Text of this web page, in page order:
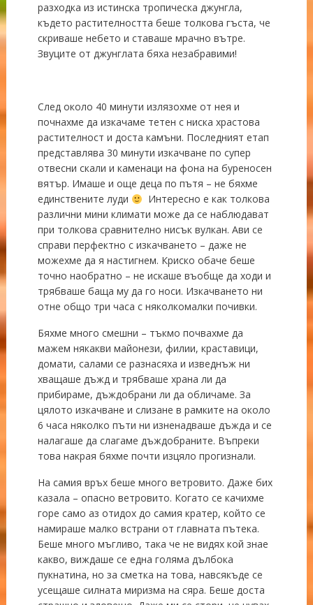
разходка из истинска тропическа джунгла,
където растителността беше толкова гъста, че
скриваше небето и ставаше мрачно вътре.
Звуците от джунглата бяха незабравими!
След около 40 минути излязохме от нея и
почнахме да изкачаме тетен с ниска храстова
растителност и доста камъни. Последният етап
представлява 30 минути изкачване по супер
отвесни скали и каменаци на фона на буреносен
вятър. Имаше и още деца по пътя – не бяхме
единствените луди
Интересно е как толкова
различни мини климати може да се наблюдават
при толкова сравнително нисък вулкан. Ави се
справи перфектно с изкачването – даже не
можехме да я настигнем. Криско обаче беше
точно наобратно – не искаше въобще да ходи и
трябваше баща му да го носи. Изкачването ни
отне общо три часа с няколкомалки почивки.
Бяхме много смешни – тъкмо почвахме да
мажем някакви майонези, филии, краставици,
домати, салами се разнасяха и изведнъж ни
хващаше дъжд и трябваше храна ли да
прибираме, дъждобрани ли да обличаме. За
цялото изкачване и слизане в рамките на около
6 часа няколко пъти ни изненадваше дъжда и се
налагаше да слагаме дъждобраните. Въпреки
това накрая бяхме почти изцяло прогизнали.
На самия връх беше много ветровито. Даже бих
казала – опасно ветровито. Когато се качихме
горе само аз отидох до самия кратер, който се
намираше малко встрани от главната пътека.
Беше много мъгливо, така че не видях кой знае
какво, виждаше се една голяма дълбока
пукнатина, но за сметка на това, навсякъде се
усещаше силната миризма на сяра. Беше доста